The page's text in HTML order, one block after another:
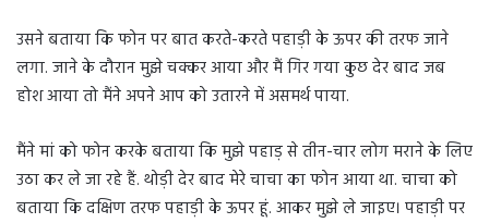
उसने बताया कि फोन पर बात करते-करते पहाड़ी के ऊपर की तरफ जाने
लगा. जाने के दौरान मुझे चक्कर आया और मैं गिर गया कुछ देर बाद जब
होश आया तो मैंने अपने आप को उतारने में असमर्थ पाया.
मैंने मां को फोन करके बताया कि मुझे पहाड़ से तीन-चार लोग मराने के लिए
उठा कर ले जा रहे हैं. थोड़ी देर बाद मेरे चाचा का फोन आया था. चाचा को
बताया कि दक्षिण तरफ पहाड़ी के ऊपर हूं. आकर मुझे ले जाइए। पहाड़ी पर